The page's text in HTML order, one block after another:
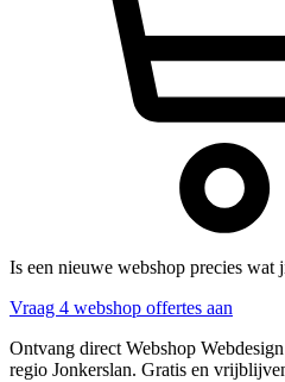
Is een nieuwe webshop precies wat
Vraag 4 webshop offertes aan
Ontvang direct Webshop
regio Jonkerslan. Gratis en